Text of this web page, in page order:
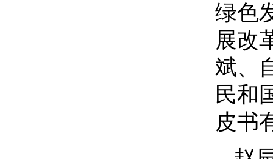
绿色
展改
斌、
民和
皮书